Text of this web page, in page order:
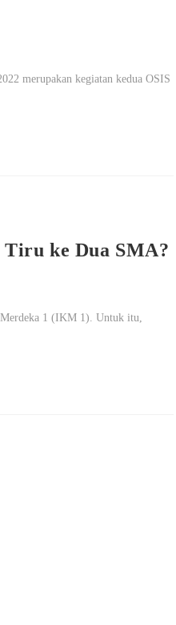
merupakan kegiatan kedua OSIS
ke Dua SMA?
Merdeka 1 (IKM 1). Untuk itu,